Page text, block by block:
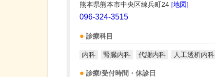
熊本県熊本市中央区練兵町24 [地図]
096-324-3515
診療科目
内科 腎臓内科 代謝内科 人工透析内科
診療/受付時間・休診日